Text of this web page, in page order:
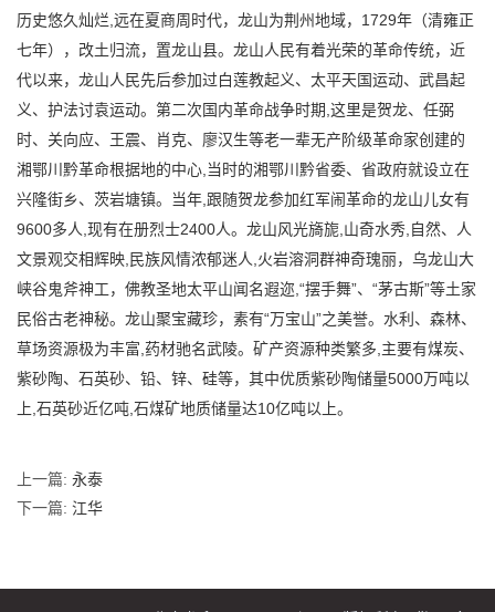
历史悠久灿烂,远在夏商周时代，龙山为荆州地域，1729年（清雍正
七年），改土归流，置龙山县。龙山人民有着光荣的革命传统，近
代以来，龙山人民先后参加过白莲教起义、太平天国运动、武昌起
义、护法讨袁运动。第二次国内革命战争时期,这里是贺龙、任弼
时、关向应、王震、肖克、廖汉生等老一辈无产阶级革命家创建的
湘鄂川黔革命根据地的中心,当时的湘鄂川黔省委、省政府就设立在
兴隆街乡、茨岩塘镇。当年,跟随贺龙参加红军闹革命的龙山儿女有
9600多人,现有在册烈士2400人。龙山风光旖旎,山奇水秀,自然、人
文景观交相辉映,民族风情浓郁迷人,火岩溶洞群神奇瑰丽，乌龙山大
峡谷鬼斧神工，佛教圣地太平山闻名遐迩,“摆手舞”、“茅古斯”等土家
民俗古老神秘。龙山聚宝藏珍，素有“万宝山”之美誉。水利、森林、
草场资源极为丰富,药材驰名武陵。矿产资源种类繁多,主要有煤炭、
紫砂陶、石英砂、铅、锌、硅等，其中优质紫砂陶储量5000万吨以
上,石英砂近亿吨,石煤矿地质储量达10亿吨以上。
上一篇: 永泰
下一篇: 江华